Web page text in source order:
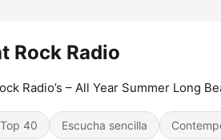
Rock Radio
Radio’s – All Year Summer Long
40 Escucha sencilla